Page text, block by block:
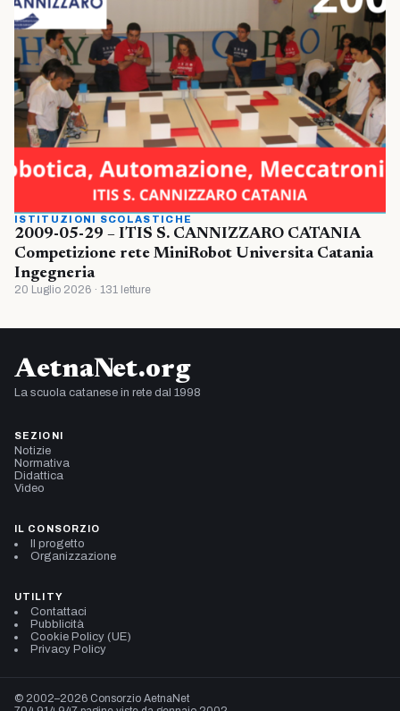
ISTITUZIONI SCOLASTICHE
2009-05-29 – ITIS S. CANNIZZARO CATANIA
Competizione rete MiniRobot Universita Catania
Ingegneria
20 Luglio 2026 · 131 letture
AetnaNet.org
La scuola catanese in rete dal 1998
SEZIONI
Notizie
Normativa
Didattica
Video
IL CONSORZIO
Il progetto
Organizzazione
UTILITY
Contattaci
Pubblicità
Cookie Policy (UE)
Privacy Policy
© 2002–2026 Consorzio AetnaNet